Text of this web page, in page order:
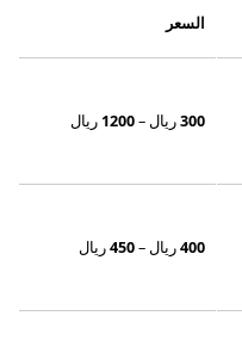
السعر
300ريال –1200 ريال
400ريال –450ريال